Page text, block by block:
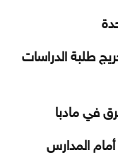
طلبة الدراسات
أمام المدارس